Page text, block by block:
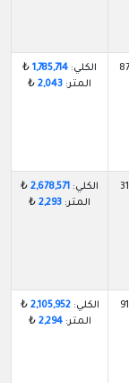
874
الكلي: 1,785,714
₺
المتر: 2,043
₺
318
الكلي: 2,678,571
₺
المتر: 2,293
₺
918
الكلي:2,105,952
₺
المتر:2,294
₺